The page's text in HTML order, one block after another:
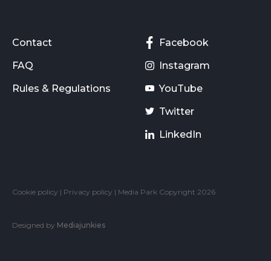
Contact
FAQ
Rules & Regulations
Facebook
Instagram
YouTube
Twitter
LinkedIn
Cookie policy | Privacy policy | Media Park Copyright 2026
Designed by Mediajunkies